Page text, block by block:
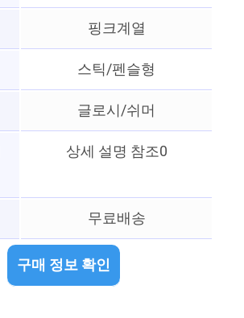
핑크계열
스틱/펜슬형
글로시/쉬머
상세 설명 참조0
무료배송
구매 정보 확인